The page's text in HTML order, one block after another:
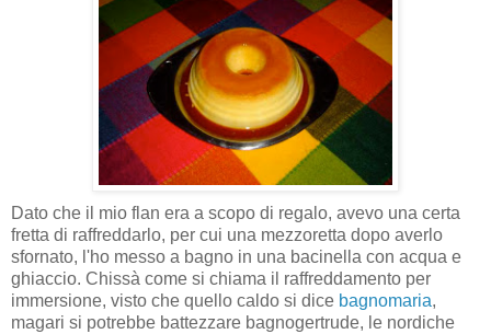
Dato che il mio flan era a scopo di regalo, avevo una certa
fretta di raffreddarlo, per cui una mezzoretta dopo averlo
sfornato, l'ho messo a bagno in una bacinella con acqua e
ghiaccio. Chissà come si chiama il raffreddamento per
immersione, visto che quello caldo si dice bagnomaria,
magari si potrebbe battezzare bagnogertrude, le nordiche